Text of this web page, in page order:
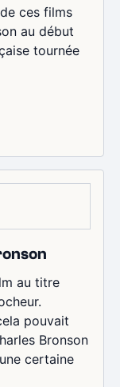
ces films
au début
tournée
au titre
pouvait
Bronson
certaine